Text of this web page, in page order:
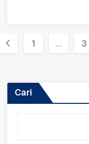
1 … 3
Cari